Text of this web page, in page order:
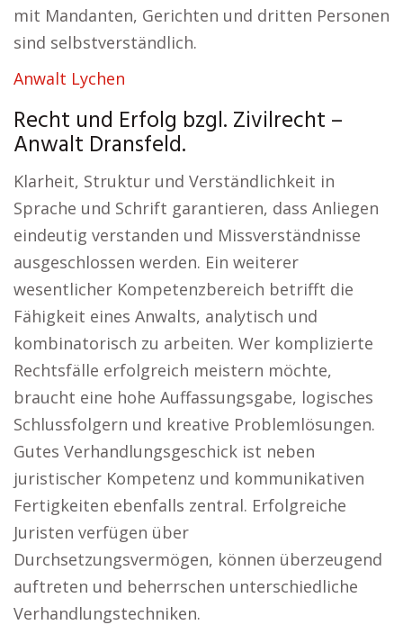
mit Mandanten, Gerichten und dritten Personen
sind selbstverständlich.
Anwalt Lychen
Recht und Erfolg bzgl. Zivilrecht –
Anwalt Dransfeld.
Klarheit, Struktur und Verständlichkeit in
Sprache und Schrift garantieren, dass Anliegen
eindeutig verstanden und Missverständnisse
ausgeschlossen werden. Ein weiterer
wesentlicher Kompetenzbereich betrifft die
Fähigkeit eines Anwalts, analytisch und
kombinatorisch zu arbeiten. Wer komplizierte
Rechtsfälle erfolgreich meistern möchte,
braucht eine hohe Auffassungsgabe, logisches
Schlussfolgern und kreative Problemlösungen.
Gutes Verhandlungsgeschick ist neben
juristischer Kompetenz und kommunikativen
Fertigkeiten ebenfalls zentral. Erfolgreiche
Juristen verfügen über
Durchsetzungsvermögen, können überzeugend
auftreten und beherrschen unterschiedliche
Verhandlungstechniken.